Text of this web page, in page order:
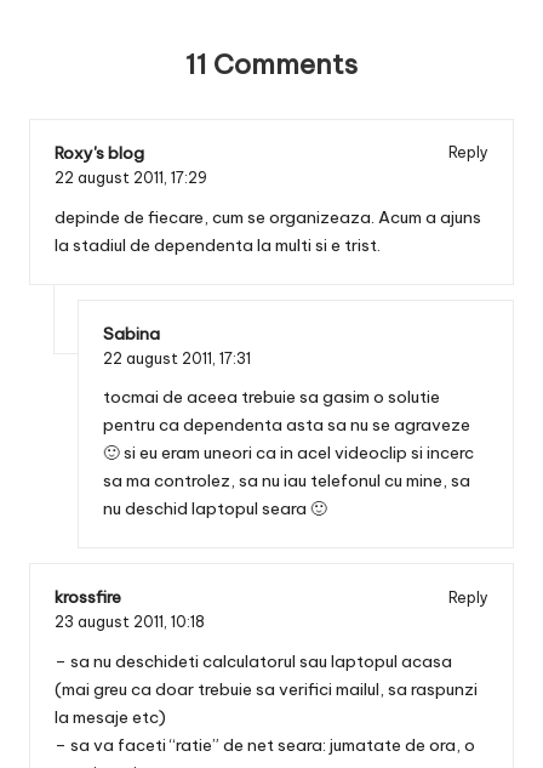
11 Comments
Roxy's blog
Reply
22 august 2011, 17:29
depinde de fiecare, cum se organizeaza. Acum a ajuns
la stadiul de dependenta la multi si e trist.
Sabina
22 august 2011, 17:31
tocmai de aceea trebuie sa gasim o solutie
pentru ca dependenta asta sa nu se agraveze
🙂 si eu eram uneori ca in acel videoclip si incerc
sa ma controlez, sa nu iau telefonul cu mine, sa
nu deschid laptopul seara 🙂
krossfire
Reply
23 august 2011, 10:18
– sa nu deschideti calculatorul sau laptopul acasa
(mai greu ca doar trebuie sa verifici mailul, sa raspunzi
la mesaje etc)
– sa va faceti “ratie” de net seara: jumatate de ora, o